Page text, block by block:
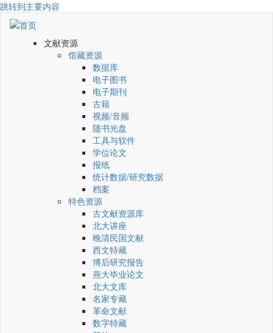
跳转到主要内容
文献资源
馆藏资源
数据库
电子图书
电子期刊
古籍
视频/音频
随书光盘
工具与软件
学位论文
报纸
统计数据/研究数据
档案
特色资源
古文献资源库
北大讲座
晚清民国文献
西文特藏
博后研究报告
燕大毕业论文
北大文库
名家专藏
革命文献
数字特藏